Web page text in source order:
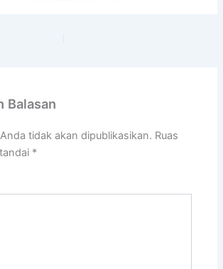
Balasan
tidak akan dipublikasikan. Ruas
*